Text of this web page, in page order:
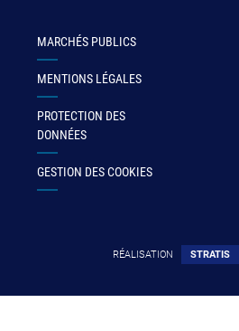
MARCHÉS PUBLICS
MENTIONS LÉGALES
PROTECTION DES
DONNÉES
GESTION DES COOKIES
RÉALISATION STRATIS